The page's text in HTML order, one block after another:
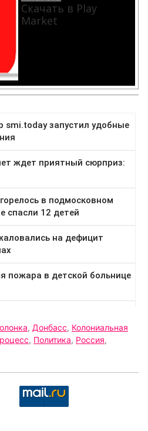
Скачать в Play
Market
, Донбасс, Колониальная
, Политика, Россия,